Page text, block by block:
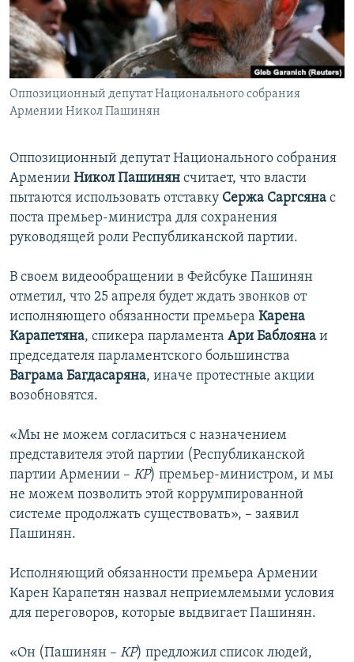
ПОБЕДИТЕЛЕЙ НЕ СУДЯТ?
КРЫМ.НЕПОКОРЕННЫЙ
ELIFBE
УКРАИНСКАЯ ПРОБЛЕМА КРЫМА
ПРИСОЕДИНЯЙТЕСЬ!
Оппозиционный депутат Национального собрания
Армении Никол Пашинян
Оппозиционный депутат Национального собрания
Армении Никол Пашинян считает, что власти
пытаются использовать отставку Сержа Саргсяна с
поста премьер-министра для сохранения
руководящей роли Республиканской партии.
В своем видеообращении в Фейсбуке Пашинян
отметил, что 25 апреля будет ждать звонков от
исполняющего обязанности премьера Карена
Карапетяна, спикера парламента Ари Баблояна и
председателя парламентского большинства
Ваграма Багдасаряна, иначе протестные акции
возобновятся.
«Мы не можем согласиться с назначением
представителя этой партии (Республиканской
партии Армении – КР) премьер-министром, и мы
не можем позволить этой коррумпированной
системе продолжать существовать», – заявил
Пашинян.
Исполняющий обязанности премьера Армении
Карен Карапетян назвал неприемлемыми условия
для переговоров, которые выдвигает Пашинян.
«Он (Пашинян – КР) предложил список людей,